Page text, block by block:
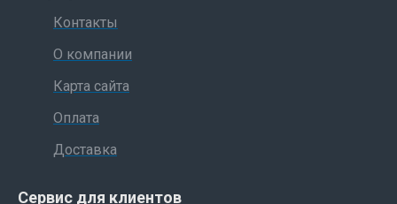
Контакты
О компании
Карта сайта
Оплата
Доставка
Сервис для клиентов